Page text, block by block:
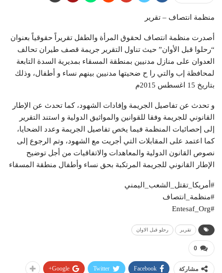
منظمة انتصاف – تقرير
أصدرت منظمة انتصاف لحقوق المرأة والطفل تقريراً حقوقياً بعنوان
“رحلوا قبل الأوان” حيث تناول التقرير جريمة قصف طيران تحالف
العدوان على منازل مدنيين بمنطقة المسقاء بمديرية السدة التابعة
لمحافظة إب والتي را ح ضحيتها مدنيين بينهم نساء و أطفال، وذلك
بتاريخ 15 اغسطس 2015م
و تحدث عن تفاصيل الجريمة وإفادات الشهود، كما تحدث عن الإطار
القانوني للجريمة وفقا للقوانين والمواثيق الدولية و استند التقرير
إلى إحصائيات المنظمة فيما يخص تفاصيل الجريمة وعدد الضحايا،
كما اعتمد على المقابلات التي أجريت مع الشهود، وتم الرجوع إلى
نصوص القانون الدولية والمعاهدات والاتفاقيات من أجل توضيح
الإطار القانوني للجريمة المرتكبة بحق نساء وأطفال منطقة المسقاء
#أمريكا_تقتل_الشعب_اليمني
#منظمة_انتصاف
#Entesaf_Org
تقرير رحلو قبل الاوان
0
مشاركة Facebook
Twitter
Google+